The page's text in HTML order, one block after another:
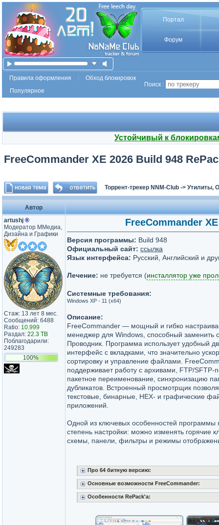
Портал
Форум
Правила оформления
Обход блокировок
Популярное
Поиск :
Устойчивый к
FreeCommander XE 2026 Build 948
Торрент-трекер NNM-Club -> Утилиты,
Автор
artushj ®
Модератор ММедиа,
Дизайна и Графики
Стаж: 13 лет 8 мес.
Сообщений: 6488
Ratio: 10.999
Раздал: 22.3 TB
Поблагодарили:
249283
100%
FreeCommander
Версия программы: Build 948
Официальный сайт: ссылка
Язык интерфейса: Русский, Английский и
Лечение: не требуется (инсталлятор уже
Системные требования:
Windows XP - 11 (x64)
Описание:
FreeCommander — мощный и гибко
менеджер для Windows, способный заменить
Проводник. Программа использует удобный
интерфейс с вкладками, что значительно
сортировку и управление файлами.
поддерживает работу с архивами, FTP/SFTP-
пакетное переименование, синхронизацию
дубликатов. Встроенный просмотрщик
текстовые, бинарные, HEX- и графические
приложений.
Одной из ключевых особенностей программы
степень настройки: можно изменять горячие
схемы, панели, фильтры и режимы
Про 64 битную версию:
Основные возможности FreeCommander:
Особенности RePack'a: